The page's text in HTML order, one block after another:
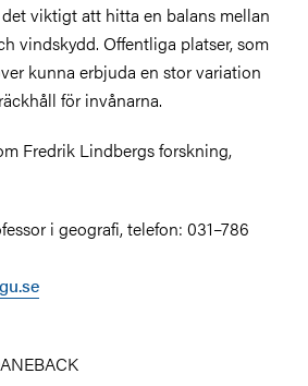
viktigt att hitta en balans mellan
vindskydd. Offentliga platser, som
kunna erbjuda en stor variation
för invånarna.
Fredrik Lindbergs forskning,
i geografi, telefon: 031–786